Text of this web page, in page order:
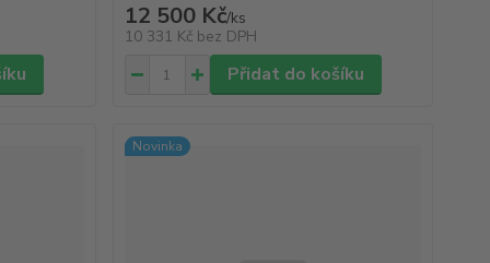
12 500 Kč/ks
10 331 Kč bez DPH
Přidat do košíku
Novinka